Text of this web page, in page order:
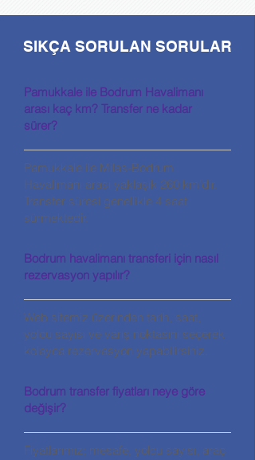
SIKÇA SORULAN SORULAR
Pamukkale ile Bodrum Havalimanı
arası kaç km? Transfer ne kadar
sürer?
Pamukkale ile Milas-Bodrum
Havalimanı arası yaklaşık 260 km’dir.
Transfer süresi genellikle 4 saat
sürmektedir.
Bodrum havalimanı transferi için nasıl
rezervasyon yapılır?
Web sitemiz üzerinden tarih, saat,
yolcu sayısı ve varış noktasını seçerek
kolayca rezervasyon yapabilirsiniz.
Bodrum transfer fiyatları neye göre
değişir?
Fiyatlarımız; mesafe, yolcu sayısı, araç